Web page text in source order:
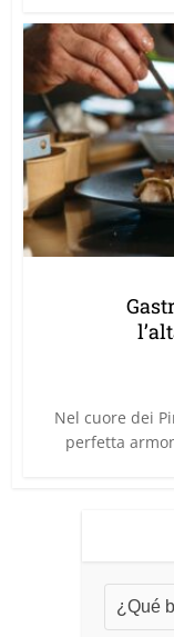
Nel cuore dei
perfetta